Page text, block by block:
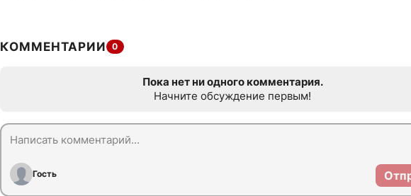
КОММЕНТАРИИ 0
Пока нет ни одного комментария.
Начните обсуждение первым!
Гость